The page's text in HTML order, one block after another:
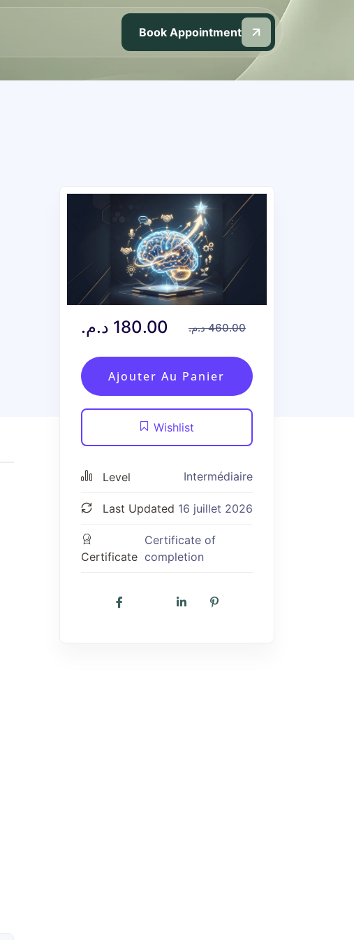
Book Appointment
180.00 د.م. 460.00 د.م.
Ajouter Au Panier
Wishlist
Level Intermédiaire
Last Updated 16 juillet 2026
Certificate
Certificate of
completion